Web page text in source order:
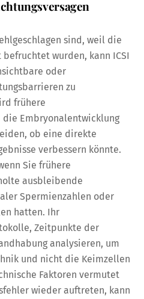
sind, weil die
wurden, kann ICSI
oder
zu
frühere
die Embryonalentwicklung
ob eine direkte
verbessern könnte.
Sie frühere
ausbleibende
Spermienzahlen oder
hatten. Ihr
Zeitpunkte der
analysieren, um
und nicht die Keimzellen
Faktoren vermutet
wieder auftreten, kann